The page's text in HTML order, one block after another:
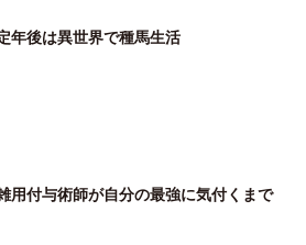
年後は異世界で種馬生活
用付与術師が自分の最強に気付くまで